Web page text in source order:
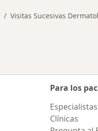
Visitas Sucesivas
Para los
Especialistas
Clínicas